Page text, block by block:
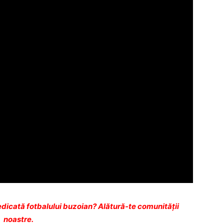
fotbalului buzoian? Alătură-te comunității
noastre.